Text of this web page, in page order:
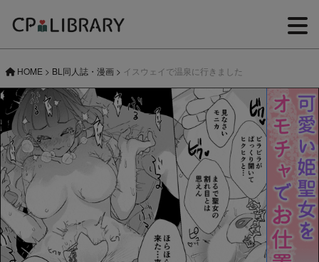
HOME > BL同人誌・漫画 > イスウェイで温泉に行きました